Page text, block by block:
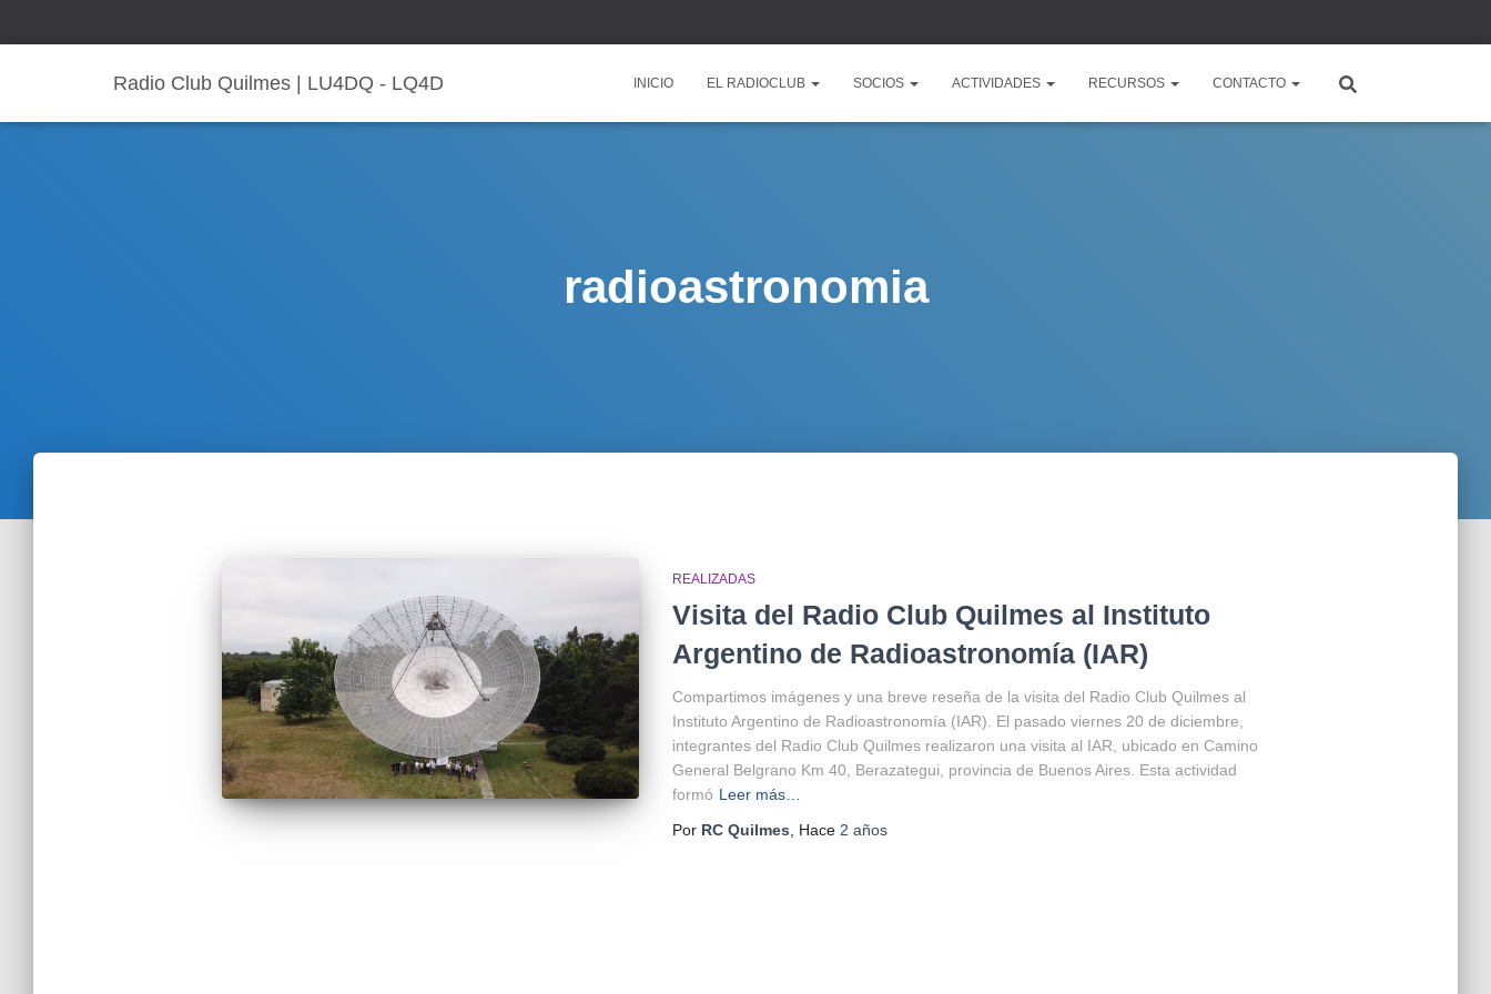
Radio Club Quilmes | LU4DQ - LQ4D INICIO EL RADIOCLUB SOCIOS ACTIVIDADES RECURSOS CONTACTO
radioastronomia
REALIZADAS
Visita del Radio Club Quilmes al Instituto
Argentino de Radioastronomía (IAR)
Compartimos imágenes y una breve reseña de la visita del Radio Club Quilmes al
Instituto Argentino de Radioastronomía (IAR). El pasado viernes 20 de diciembre,
integrantes del Radio Club Quilmes realizaron una visita al IAR, ubicado en Camino
General Belgrano Km 40, Berazategui, provincia de Buenos Aires. Esta actividad
formó Leer más…
Por RC Quilmes , Hace 2 años